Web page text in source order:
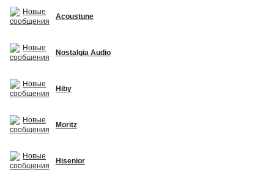
Acoustune
Nostalgia Audio
Hiby
Moritz
Hisenior